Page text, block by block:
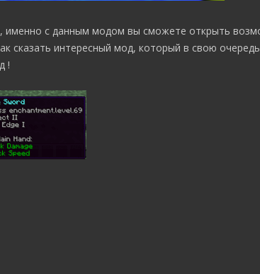
, именно с данным модом вы сможете открыть
сказать интересный мод, который в свою очередь
!